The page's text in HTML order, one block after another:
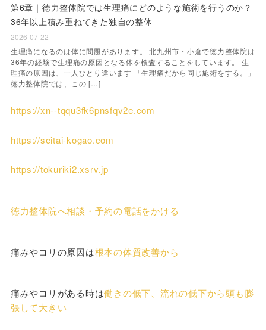
第6章｜徳力整体院では生理痛にどのような施術を行うのか？
36年以上積み重ねてきた独自の整体
2026-07-22
生理痛になるのは体に問題があります。 北九州市・小倉で徳力整体院は
36年の経験で生理痛の原因となる体を検査することをしています。 生
理痛の原因は、一人ひとり違います 「生理痛だから同じ施術をする。」
徳力整体院では、この […]
https://xn--tqqu3fk6pnsfqv2e.com
https://seitai-kogao.com
https://tokuriki2.xsrv.jp
徳力整体院へ相談・予約の電話をかける
痛みやコリの原因は根本の体質改善から
痛みやコリがある時は働きの低下、流れの低下から頭も膨
張して大きい